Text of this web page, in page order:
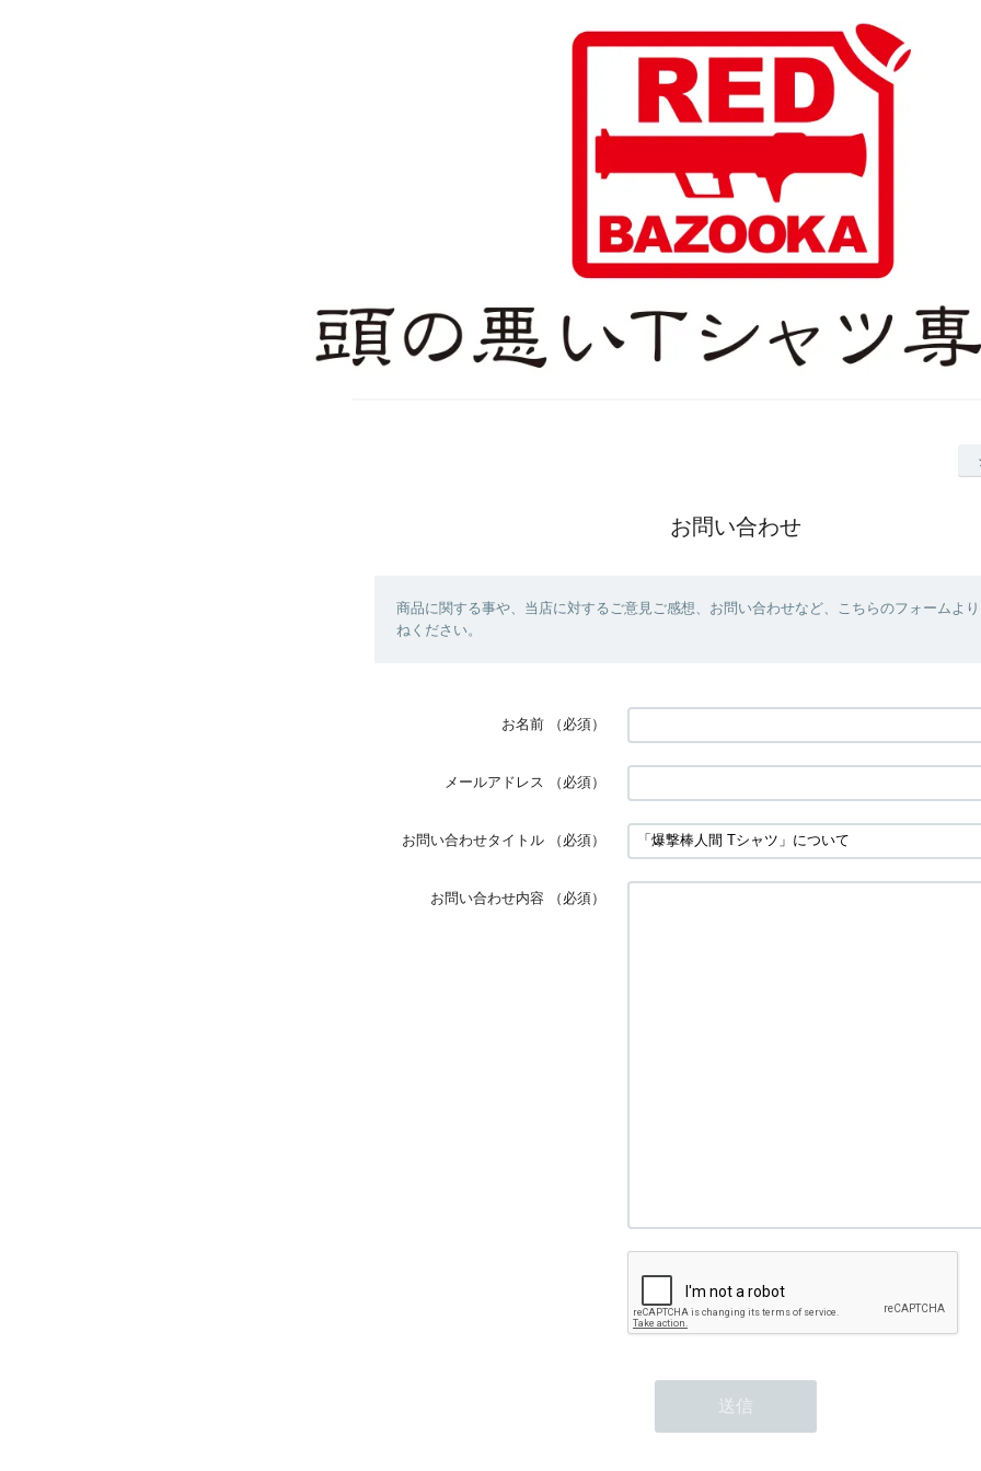
お問い合わせ
商品に関する事や、当店に対するご意見ご感想、お問い合わせなど、こちらのフォームよ
ねください。
お名前 （必須）
メールアドレス （必須）
お問い合わせタイトル （必須）
お問い合わせ内容 （必須）